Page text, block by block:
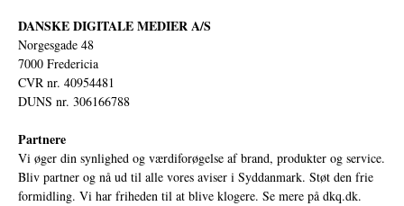
DANSKE DIGITALE MEDIER A/S
Norgesgade 48
7000 Fredericia
CVR nr. 40954481
DUNS nr. 306166788
Partnere
Vi øger din synlighed og værdiforøgelse af brand, produkter og service.
Bliv partner og nå ud til alle vores aviser i Syddanmark. Støt den frie
formidling. Vi har friheden til at blive klogere. Se mere på dkq.dk.